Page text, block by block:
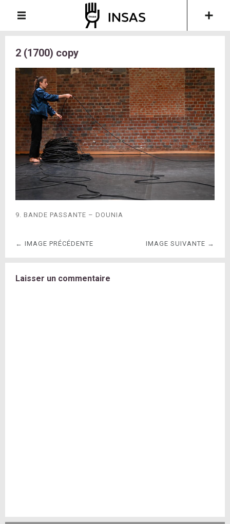
2 (1700) copy
9. BANDE PASSANTE – DOUNIA
← IMAGE PRÉCÉDENTE IMAGE SUIVANTE →
Laisser un commentaire